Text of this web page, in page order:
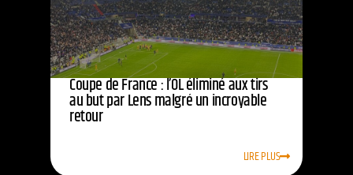
Coupe de France : l’OL éliminé aux tirs
au but par Lens malgré un incroyable
retour
LIRE PLUS